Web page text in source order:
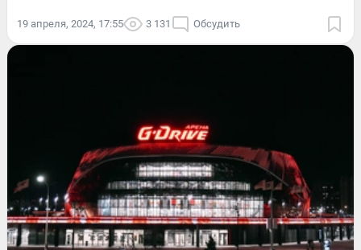
19 апреля, 2024, 17:55 3 131 Обсудить